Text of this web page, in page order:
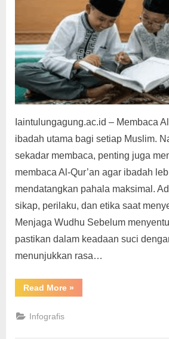
Iaintulungagung.ac.id – Membaca
ibadah utama bagi setiap Muslim.
sekadar membaca, penting juga
membaca Al-Qur’an agar ibadah
mendatangkan pahala maksimal.
sikap, perilaku, dan etika saat
Menjaga Wudhu Sebelum
pastikan dalam keadaan suci
menunjukkan rasa…
Read More“10
Adab
Qur’an”
»
Infografis